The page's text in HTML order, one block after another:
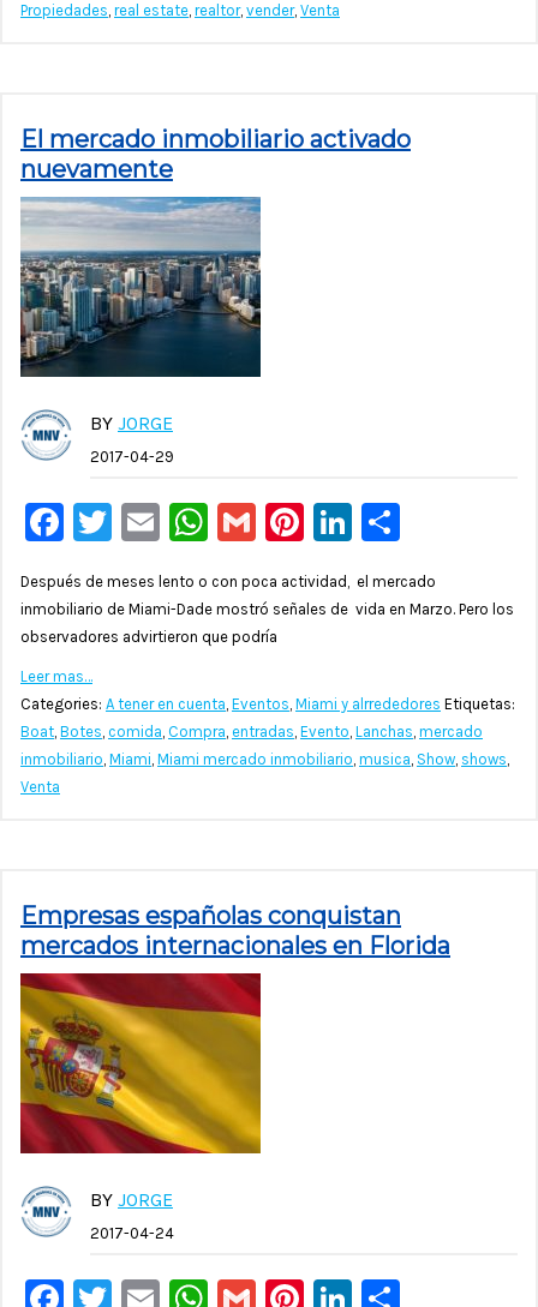
Propiedades, real estate, realtor, vender, Venta
El mercado inmobiliario activado
nuevamente
BY JORGE
2017-04-29
Facebook
Twitter
EmailWhatsApp
GmailPinterest
LinkedIn
Después de meses lento o con poca actividad, el mercado
inmobiliario de Miami-Dade mostró señales de vida en Marzo. Pero los
observadores advirtieron que podría
Leer mas…
Categories: A tener en cuenta, Eventos, Miami y alrrededores Etiquetas:
Boat, Botes, comida, Compra, entradas, Evento, Lanchas, mercado
inmobiliario, Miami, Miami mercado inmobiliario, musica, Show, shows,
Venta
Empresas españolas conquistan
mercados internacionales en Florida
BY JORGE
2017-04-24
Facebook
Twitter
EmailWhatsApp
GmailPinterest
LinkedIn